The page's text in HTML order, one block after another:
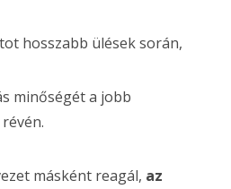
hosszabb ülések során,
minőségét a jobb
másként reagál, az